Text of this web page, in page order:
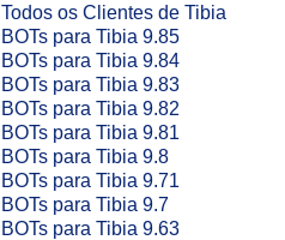
Todos os Clientes de Tibia
BOTs para Tibia 9.85
BOTs para Tibia 9.84
BOTs para Tibia 9.83
BOTs para Tibia 9.82
BOTs para Tibia 9.81
BOTs para Tibia 9.8
BOTs para Tibia 9.71
BOTs para Tibia 9.7
BOTs para Tibia 9.63